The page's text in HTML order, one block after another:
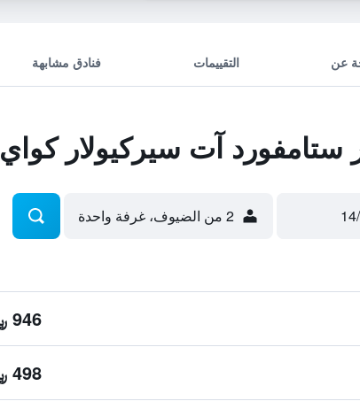
عن التقييمات فنادق مشابهة
آت سيركيولار كواي
2 من الضيوف، غرفة واحدة
946 ﷼
498 ﷼